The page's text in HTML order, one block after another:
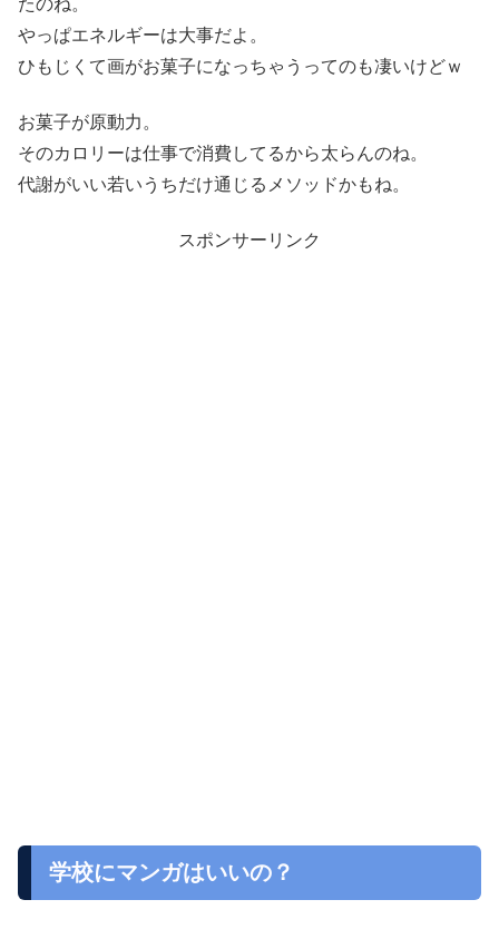
やっぱエネルギーは大事だよ。
ひもじくて画がお菓子になっちゃうってのも凄いけどｗ
お菓子が原動力。
そのカロリーは仕事で消費してるから太らんのね。
代謝がいい若いうちだけ通じるメソッドかもね。
スポンサーリンク
学校にマンガはいいの？